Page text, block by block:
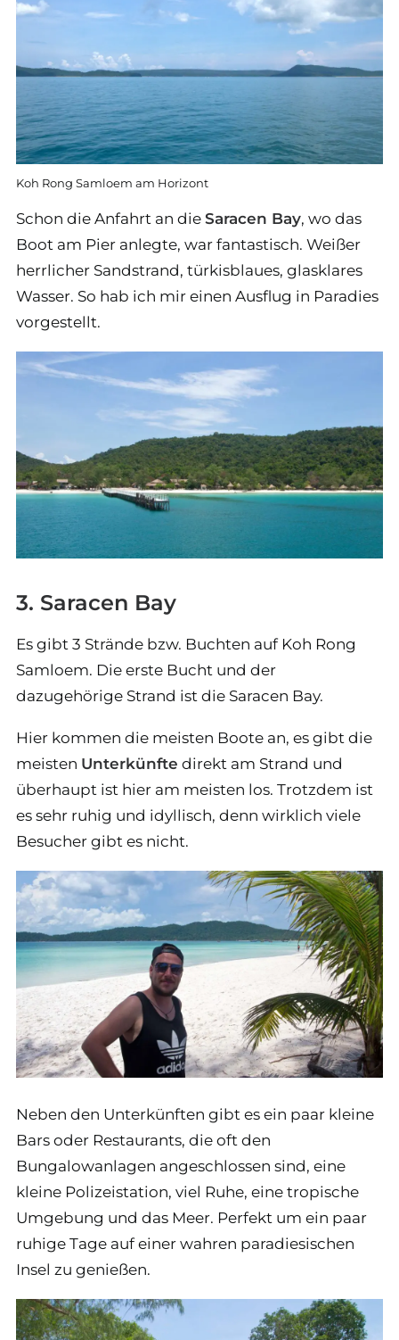
Koh Rong Samloem am Horizont
Schon die Anfahrt an die Saracen Bay, wo das
Boot am Pier anlegte, war fantastisch. Weißer
herrlicher Sandstrand, türkisblaues, glasklares
Wasser. So hab ich mir einen Ausflug in Paradies
vorgestellt.
3. Saracen Bay
Es gibt 3 Strände bzw. Buchten auf Koh Rong
Samloem. Die erste Bucht und der
dazugehörige Strand ist die Saracen Bay.
Hier kommen die meisten Boote an, es gibt die
meisten Unterkünfte direkt am Strand und
überhaupt ist hier am meisten los. Trotzdem ist
es sehr ruhig und idyllisch, denn wirklich viele
Besucher gibt es nicht.
Neben den Unterkünften gibt es ein paar kleine
Bars oder Restaurants, die oft den
Bungalowanlagen angeschlossen sind, eine
kleine Polizeistation, viel Ruhe, eine tropische
Umgebung und das Meer. Perfekt um ein paar
ruhige Tage auf einer wahren paradiesischen
Insel zu genießen.